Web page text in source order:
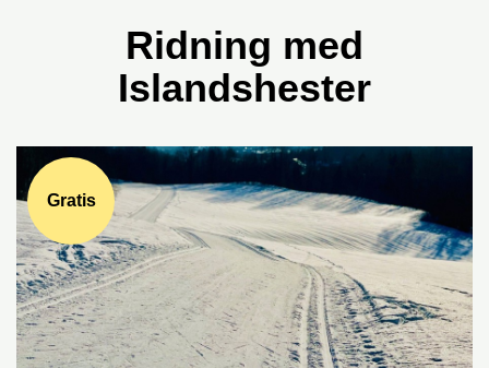
Ridning med
Islandshester
Gratis